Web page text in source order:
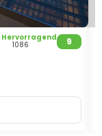
9
Hervorragend
1086